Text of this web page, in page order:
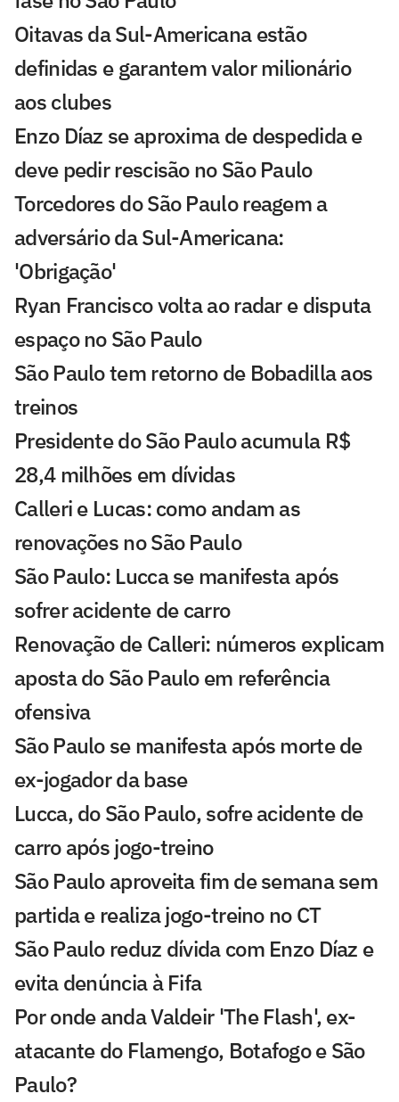
Oitavas da Sul-Americana estão
definidas e garantem valor milionário
aos clubes
Enzo Díaz se aproxima de despedida e
deve pedir rescisão no São Paulo
Torcedores do São Paulo reagem a
adversário da Sul-Americana:
'Obrigação'
Ryan Francisco volta ao radar e disputa
espaço no São Paulo
São Paulo tem retorno de Bobadilla aos
treinos
Presidente do São Paulo acumula R$
28,4 milhões em dívidas
Calleri e Lucas: como andam as
renovações no São Paulo
São Paulo: Lucca se manifesta após
sofrer acidente de carro
Renovação de Calleri: números explicam
aposta do São Paulo em referência
ofensiva
São Paulo se manifesta após morte de
ex-jogador da base
Lucca, do São Paulo, sofre acidente de
carro após jogo-treino
São Paulo aproveita fim de semana sem
partida e realiza jogo-treino no CT
São Paulo reduz dívida com Enzo Díaz e
evita denúncia à Fifa
Por onde anda Valdeir 'The Flash', ex-
atacante do Flamengo, Botafogo e São
Paulo?